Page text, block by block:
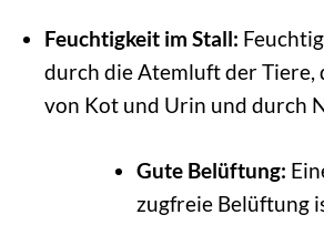
Feuchtigkeit im Stall:
durch die Atemluft der Tiere,
von Kot und Urin und durch
Gute Belüftung:
zugfreie Belüftung